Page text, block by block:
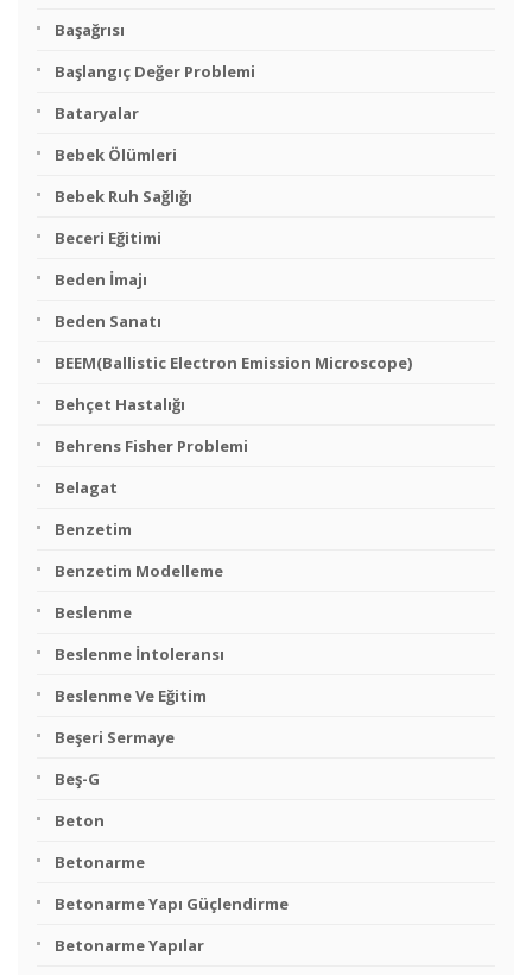
Başağrısı
Başlangıç Değer Problemi
Bataryalar
Bebek Ölümleri
Bebek Ruh Sağlığı
Beceri Eğitimi
Beden İmajı
Beden Sanatı
BEEM(Ballistic Electron Emission Microscope)
Behçet Hastalığı
Behrens Fisher Problemi
Belagat
Benzetim
Benzetim Modelleme
Beslenme
Beslenme İntoleransı
Beslenme Ve Eğitim
Beşeri Sermaye
Beş-G
Beton
Betonarme
Betonarme Yapı Güçlendirme
Betonarme Yapılar